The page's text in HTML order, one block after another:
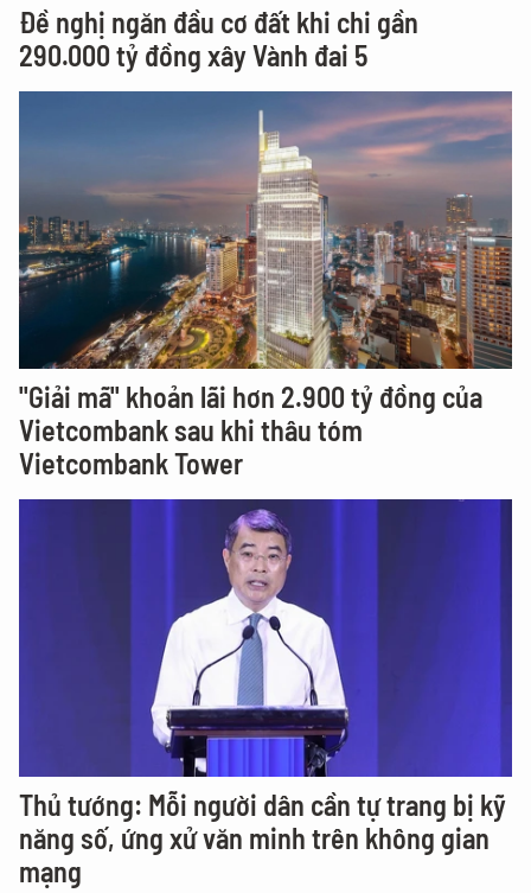
Đề nghị ngăn đầu cơ đất khi chi gần
290.000 tỷ đồng xây Vành đai 5
"Giải mã" khoản lãi hơn 2.900 tỷ đồng của
Vietcombank sau khi thâu tóm
Vietcombank Tower
Thủ tướng: Mỗi người dân cần tự trang bị kỹ
năng số, ứng xử văn minh trên không gian
mạng